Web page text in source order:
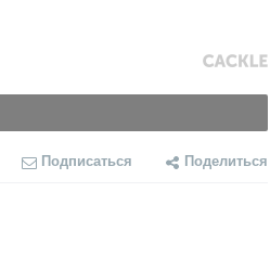
Подписаться Поделиться